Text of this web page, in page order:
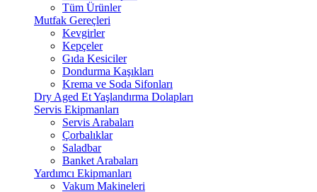
Tüm Ürünler
Mutfak Gereçleri
Kevgirler
Kepçeler
Gıda Kesiciler
Dondurma Kaşıkları
Krema ve Soda Sifonları
Dry Aged Et Yaşlandırma Dolapları
Servis Ekipmanları
Servis Arabaları
Çorbalıklar
Saladbar
Banket Arabaları
Yardımcı Ekipmanları
Vakum Makineleri